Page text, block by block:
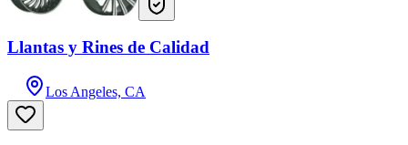
Llantas y Rines de Calidad
Los Angeles, CA